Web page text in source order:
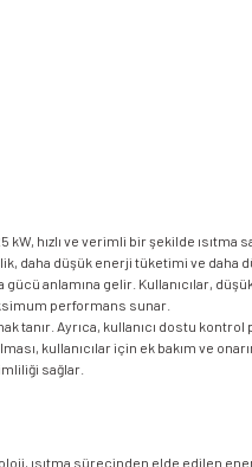
hızlı ve verimli bir şekilde ısıtma
daha düşük enerji tüketimi ve daha
gücü anlamına gelir. Kullanıcılar,
performans sunar.
Ayrıca, kullanıcı dostu
kullanıcılar için ek bakım ve
sağlar.
ısıtma sürecinden elde edilen